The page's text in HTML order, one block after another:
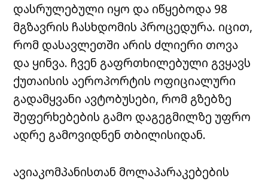
დასრულებული იყო და იწყებოდა 98
მგზავრის ჩასხდომის პროცედურა. იცით,
რომ დასავლეთში არის ძლიერი თოვა
და ყინვა. ჩვენ გაფრთხილებული გვყავს
ქუთაისის აეროპორტის ოფიციალური
გადამყვანი ავტობუსები, რომ გზებზე
შეფერხებების გამო დაგეგმილზე უფრო
ადრე გამოვიდნენ თბილისიდან.
ავიაკომპანისთან მოლაპარაკებების